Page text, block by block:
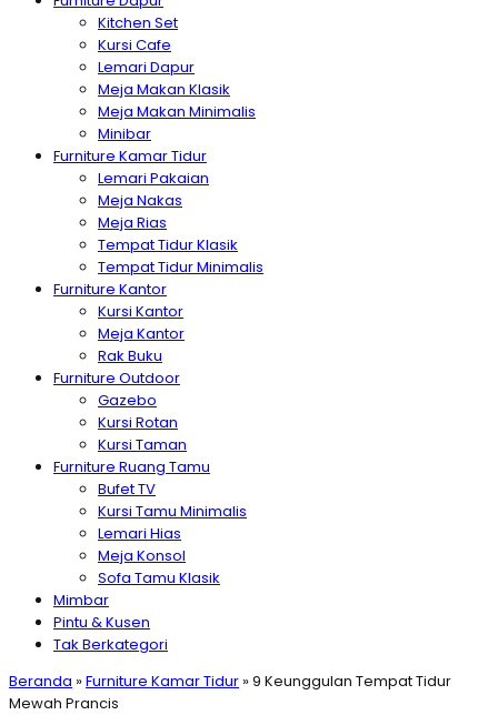
Kitchen Set
Kursi Cafe
Lemari Dapur
Meja Makan Klasik
Meja Makan Minimalis
Minibar
Furniture Kamar Tidur
Lemari Pakaian
Meja Nakas
Meja Rias
Tempat Tidur Klasik
Tempat Tidur Minimalis
Furniture Kantor
Kursi Kantor
Meja Kantor
Rak Buku
Furniture Outdoor
Gazebo
Kursi Rotan
Kursi Taman
Furniture Ruang Tamu
Bufet TV
Kursi Tamu Minimalis
Lemari Hias
Meja Konsol
Sofa Tamu Klasik
Mimbar
Pintu & Kusen
Tak Berkategori
Beranda »Furniture Kamar Tidur »9 Keunggulan Tempat Tidur
Mewah Prancis